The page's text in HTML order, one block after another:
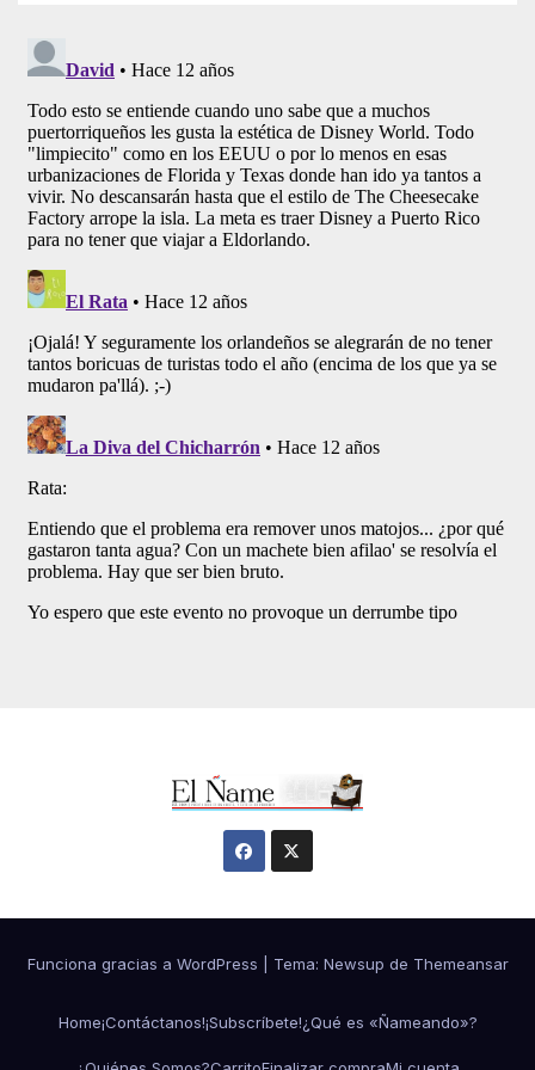
Funciona gracias a WordPress Tema: Newsup de Themeansar
Home¡Contáctanos!¡Subscríbete!¿Qué es «Ñameando»?